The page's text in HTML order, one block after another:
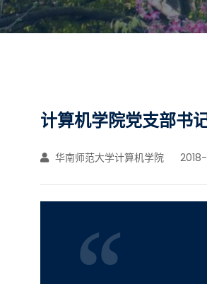
计算机学院党支部书
华南师范大学计算机学院 2018-